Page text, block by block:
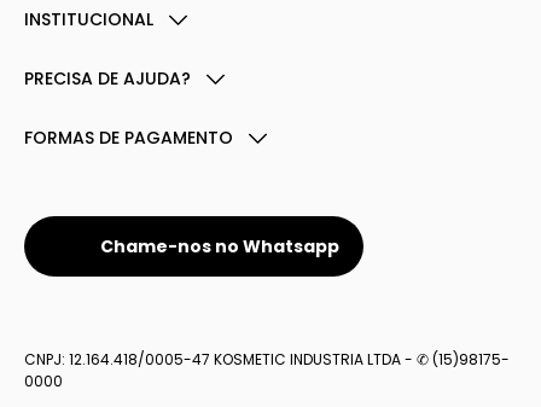
INSTITUCIONAL
PRECISA DE AJUDA?
FORMAS DE PAGAMENTO
Chame-nos no Whatsapp
CNPJ: 12.164.418/0005-47 KOSMETIC INDUSTRIA LTDA - ✆ (15)98175-
0000